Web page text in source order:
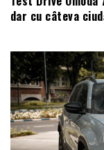
dar cu câteva